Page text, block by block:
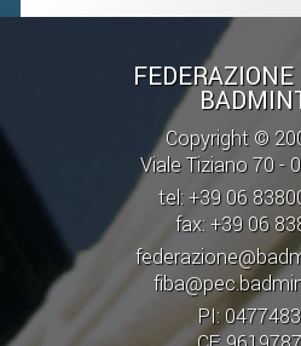
Copyright ©
Viale Tiziano 70 -
tel: +39 06
fax: +39 06
PI: